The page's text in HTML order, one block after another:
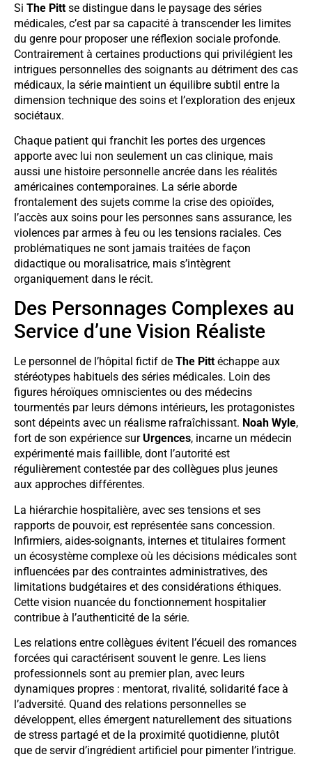
Si The Pitt se distingue dans le paysage des séries
médicales, c’est par sa capacité à transcender les limites
du genre pour proposer une réflexion sociale profonde.
Contrairement à certaines productions qui privilégient les
intrigues personnelles des soignants au détriment des cas
médicaux, la série maintient un équilibre subtil entre la
dimension technique des soins et l’exploration des enjeux
sociétaux.
Chaque patient qui franchit les portes des urgences
apporte avec lui non seulement un cas clinique, mais
aussi une histoire personnelle ancrée dans les réalités
américaines contemporaines. La série aborde
frontalement des sujets comme la crise des opioïdes,
l’accès aux soins pour les personnes sans assurance, les
violences par armes à feu ou les tensions raciales. Ces
problématiques ne sont jamais traitées de façon
didactique ou moralisatrice, mais s’intègrent
organiquement dans le récit.
Des Personnages Complexes au
Service d’une Vision Réaliste
Le personnel de l’hôpital fictif de The Pitt échappe aux
stéréotypes habituels des séries médicales. Loin des
figures héroïques omniscientes ou des médecins
tourmentés par leurs démons intérieurs, les protagonistes
sont dépeints avec un réalisme rafraîchissant. Noah Wyle,
fort de son expérience surUrgences, incarne un médecin
expérimenté mais faillible, dont l’autorité est
régulièrement contestée par des collègues plus jeunes
aux approches différentes.
La hiérarchie hospitalière, avec ses tensions et ses
rapports de pouvoir, est représentée sans concession.
Infirmiers, aides-soignants, internes et titulaires forment
un écosystème complexe où les décisions médicales sont
influencées par des contraintes administratives, des
limitations budgétaires et des considérations éthiques.
Cette vision nuancée du fonctionnement hospitalier
contribue à l’authenticité de la série.
Les relations entre collègues évitent l’écueil des romances
forcées qui caractérisent souvent le genre. Les liens
professionnels sont au premier plan, avec leurs
dynamiques propres : mentorat, rivalité, solidarité face à
l’adversité. Quand des relations personnelles se
développent, elles émergent naturellement des situations
de stress partagé et de la proximité quotidienne, plutôt
que de servir d’ingrédient artificiel pour pimenter l’intrigue.